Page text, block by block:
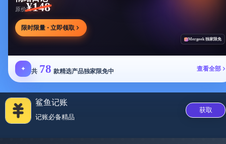
原价¥148
限时限量 · 立即领取
Mergeek 独家限免
✦ 共 78 款精选产品独家限免中 查看全部
鲨鱼记账
记账必备精‪品‬
获取